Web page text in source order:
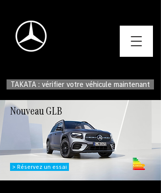
TAKATA : vérifier votre véhicule maintenant
Nouveau GLB
> Réservez un essai